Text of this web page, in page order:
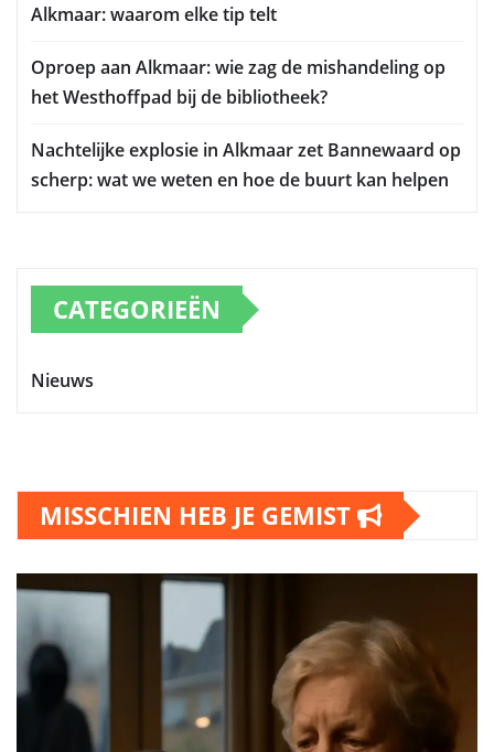
Alkmaar: waarom elke tip telt
Oproep aan Alkmaar: wie zag de mishandeling op
het Westhoffpad bij de bibliotheek?
Nachtelijke explosie in Alkmaar zet Bannewaard op
scherp: wat we weten en hoe de buurt kan helpen
CATEGORIEËN
Nieuws
MISSCHIEN HEB JE GEMIST